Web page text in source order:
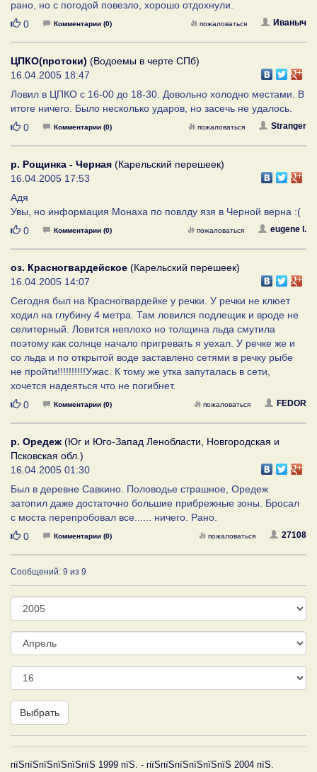
рано, но с погодой повезло, хорошо отдохнули.
Нравится
0 Комментарии (0) Иваныч
пожаловаться
ЦПКО(протоки) (Водоемы в черте СПб)
16.04.2005 18:47
Ловил в ЦПКО с 16-00 до 18-30. Довольно холодно местами. В
итоге ничего. Было несколько ударов, но засечь не удалось.
Нравится
0 Комментарии (0) Stranger
пожаловаться
р. Рощинка - Черная (Карельский перешеек)
16.04.2005 17:53
Адя
Увы, но информация Монаха по повлду язя в Черной верна :(
Нравится
0 Комментарии (0) eugene l.
пожаловаться
оз. Красногвардейское (Карельский перешеек)
16.04.2005 14:07
Сегодня был на Красногвардейке у речки. У речки не клюет
ходил на глубину 4 метра. Там ловился подлещик и вроде не
селитерный. Ловится неплохо но толщина льда смутила
поэтому как солнце начало пригревать я уехал. У речке же и
со льда и по открытой воде заставлено сетями в речку рыбе
не пройти!!!!!!!!!!Ужас. К тому же утка запуталась в сети,
хочется надеяться что не погибнет.
Нравится
0 Комментарии (0) FEDOR
пожаловаться
р. Оредеж (Юг и Юго-Запад Ленобласти, Новгородская и
Псковская обл.)
16.04.2005 01:30
Был в деревне Савкино. Половодье страшное, Оредеж
затопил даже достаточно большие прибрежные зоны. Бросал
с моста перепробовал все...... ничего. Рано.
Нравится
0 Комментарии (0) 27108
пожаловаться
Сообщений: 9 из 9
Год
Месяц
День
Выбрать
пїЅпїЅпїЅпїЅпїЅпїЅ 1999 пїЅ. - пїЅпїЅпїЅпїЅпїЅпїЅ 2004 пїЅ.